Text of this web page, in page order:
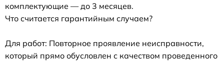
комплектующие — до 3 месяцев.
Что считается гарантийным случаем?
Для работ: Повторное проявление неисправности,
который прямо обусловлен с качеством проведенного